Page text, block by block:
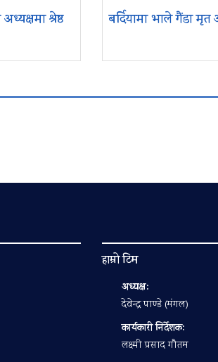
श्रेष्ठ
बर्दियामा भाले गैंडा
हाम्रो टिम
अध्यक्ष:
देवेन्द्र पाण्डे (मंगल)
कार्यकारी निर्देशक:
लक्ष्मी प्रसाद गौतम